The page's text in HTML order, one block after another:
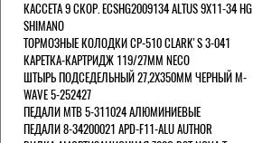
КАССЕТА 9 СКОР. ECSHG2009134 ALTUS 9Х11-34 HG
SHIMANO
ТОРМОЗНЫЕ КОЛОДКИ CP-510 CLARK'S 3-041
КАРЕТКА-КАРТРИДЖ 119/27ММ NECO
ШТЫРЬ ПОДСЕДЕЛЬНЫЙ 27,2Х350ММ ЧЕРНЫЙ M-
WAVE 5-252427
ПЕДАЛИ MTB 5-311024 АЛЮМИНИЕВЫЕ
ПЕДАЛИ 8-34200021 APD-F11-ALU AUTHOR